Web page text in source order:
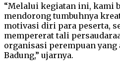
“Melalui kegiatan ini, kami
mendorong tumbuhnya
motivasi diri para peserta,
mempererat tali
organisasi perempuan yang
Badung,” ujarnya.